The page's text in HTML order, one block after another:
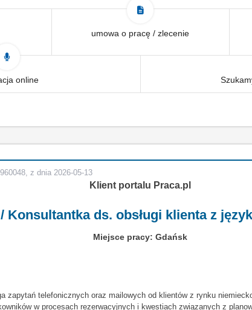
umowa o pracę / zlecenie
online
z dnia 2026-05-13
Klient portalu Praca.pl
Konsultantka ds. obsługi klienta z
Miejsce pracy: Gdańsk
zapytań telefonicznych oraz mailowych od klientów z rynku
w procesach rezerwacyjnych i kwestiach związanych z